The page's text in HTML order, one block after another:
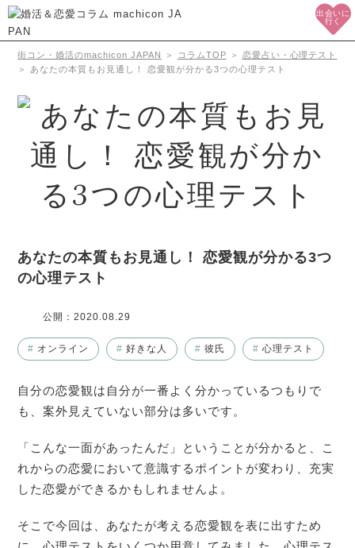
出会いに
行く
街コン・婚活のmachicon JAPAN ＞ コラムTOP ＞ 恋愛占い・心理テスト
＞ あなたの本質もお見通し！ 恋愛観が分かる3つの心理テスト
あなたの本質もお見通し！ 恋愛観が分かる3つ
の心理テスト
公開：2020.08.29
# オンライン # 好きな人 # 彼氏 # 心理テスト
自分の恋愛観は自分が一番よく分かっているつもりで
も、案外見えていない部分は多いです。
「こんな一面があったんだ」ということが分かると、こ
れからの恋愛において意識するポイントが変わり、充実
した恋愛ができるかもしれませんよ。
そこで今回は、あなたが考える恋愛観を表に出すため